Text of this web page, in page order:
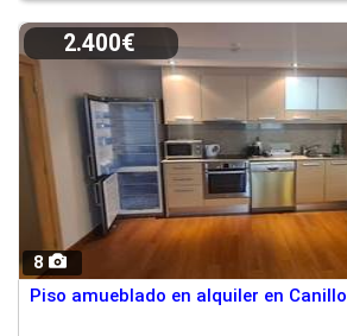
8
2.400€
Piso amueblado en alquiler en Canillo